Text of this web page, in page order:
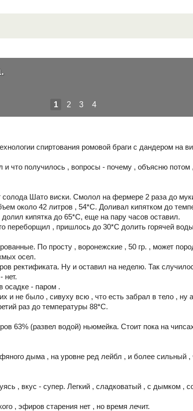
1 2 3 4
спиртования ромовой браги с дандером на
что получилось , вопросы - почему , объясню потом
солода Шато виски. Смолол на фермере 2 раза до
около 42 литров , 54*С. Доливал кипятком до
кипятка до 65*С, еще на пару часов оставил.
переборщил , пришлось до 30*С долить горячей
По просту , воронежские , 50 гр. , может
осел.
ректификата. Ну и оставил на неделю. Так
нет.
осадке - паром .
и не было , сивуху всю , что есть забрал в тело ,
раз до температуры 88*С.
63% (развел водой) ньюмейка. Стоит пока на
дыма , на уровне ред лейбл , и более сильный
, вкус - супер. Легкий , сладковатый , с дымком ,
, эфиров старения нет , но время лечит.